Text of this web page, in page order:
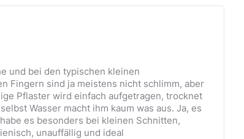
und bei den typischen kleinen
Fingern sind ja meistens nicht schlimm, aber
Pflaster wird einfach aufgetragen, trocknet
Wasser macht ihm kaum was aus. Ja, es
es besonders bei kleinen Schnitten,
unauffällig und ideal